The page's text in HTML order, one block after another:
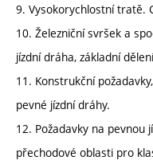
9. Vysokorychlostní tratě.
10. Železniční svršek a
jízdní dráha, základní
11. Konstrukční
pevné jízdní dráhy.
12. Požadavky na pevnou
přechodové oblasti pro